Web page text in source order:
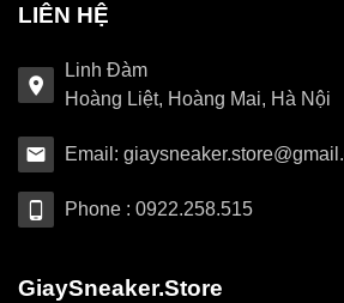
LIÊN HỆ
Linh Đàm
Hoàng Liệt, Hoàng Mai, Hà Nội
Email:
Phone : 0922.258.515
GiaySneaker.Store